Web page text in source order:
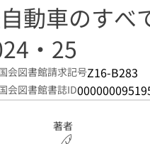
動車のすべ
・25
会図書館請求記号Z16-B283
会図書館書誌ID
著者